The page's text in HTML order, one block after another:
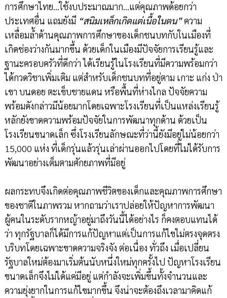
การศึกษาไทย...ใช้งบประมาณมาก...แต่คุณภาพด้อยกว่า
ประเทศอื่น แถมยังมี “สนิมเหล็กเกิดแต่เนื้อในตน”ความ
เหลื่อมล้ำด้านคุณภาพการศึกษาของเด็กชนบทกับในเมืองที่
เกิดช่องว่างกันมากขึ้น ด้วยเด็กในเมืองมีปัจจัยการเรียนรู้และ
ฐานะครอบครัวที่ดีกว่า ได้เรียนรู้ในโรงเรียนที่มีความพร้อมกว่า
ได้กวดวิชาเพิ่มเติม แต่สำหรับเด็กชนบทที่อยู่ตาม เกาะ แก่ง ป่า
เขา บนดอย ตะเข็บชายแดน หรือพื้นที่ห่างไกล ปัจจัยความ
พร้อมดังกล่าวมีน้อยมากโดยเฉพาะโรงเรียนที่เป็นแหล่งเรียนรู้
หลักยังขาดความพร้อมปัจจัยในการพัฒนาทุกด้าน ด้วยเป็น
โรงเรียนขนาดเล็ก ซึ่งโรงเรียนลักษณะที่ว่านี้ยังมีอยู่ไม่น้อยกว่า
15,000 แห่ง ที่เด็กรุ่นแล้วรุ่นเล่าผ่านออกไปโดยที่ไม่ได้รับการ
พัฒนาอย่างเต็มตามศักยภาพที่มีอยู่
ผลกระทบจึงเกิดต่อคุณภาพชีวิตของเด็กและคุณภาพการศึกษา
ของชาติในภาพรวม หากถามว่าเราปล่อยให้ปัญหาการพัฒนา
ผู้คนในระดับรากหญ้าอยู่มาถึงวันนี้ได้อย่างไร ก็คงตอบแทนได้
ว่า ทุกรัฐบาลก็ได้มีการแก้ปัญหาแต่เป็นการแก้ไขไม่ตรงจุดตรง
บริบทโดยเฉพาะขาดความจริงจัง ต่อเนื่อง ทั่วถึง เมื่อเปลี่ยน
รัฐบาลใหม่ต้องมาเริ่มต้นนับหนึ่งใหม่ทุกครั้งไป ปัญหาโรงเรียน
ขนาดเล็กจึงไม่ได้แค่มีอยู่ แต่กำลังจะเพิ่มขึ้นทั้งจำนวนและ
ความยุ่งยากในการแก้ไขมากขึ้น จึงน่าจะต้องถึงเวลามาคิดแก้